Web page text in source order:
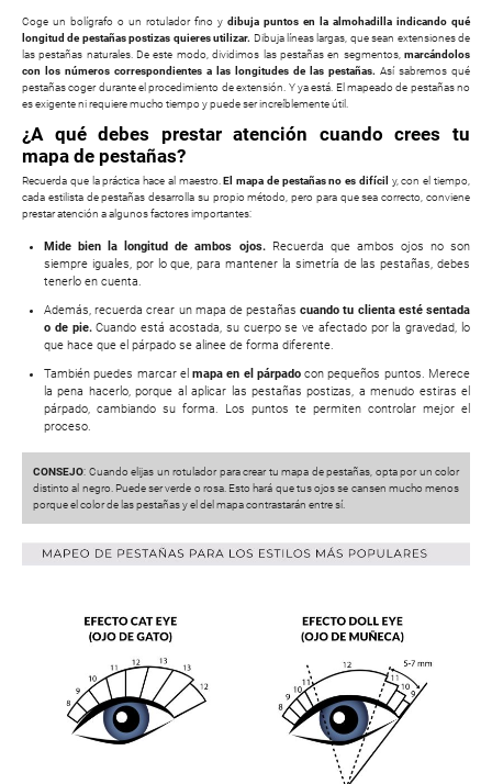
Coge un bolígrafo o un rotulador fino y dibuja puntos en la almohadilla indicando qué
longitud de pestañas postizas quieres utilizar. Dibuja líneas largas, que sean extensiones de
las pestañas naturales. De este modo, dividimos las pestañas en segmentos, marcándolos
con los números correspondientes a las longitudes de las pestañas. Así sabremos qué
pestañas coger durante el procedimiento de extensión. Y ya está. El mapeado de pestañas no
es exigente ni requiere mucho tiempo y puede ser increíblemente útil.
¿A qué debes prestar atención cuando crees tu
mapa de pestañas?
Recuerda que la práctica hace al maestro.El mapa de pestañas no es difícil
y, con el tiempo,
cada estilista de pestañas desarrolla su propio método, pero para que sea correcto, conviene
prestar atención a algunos factores importantes:
Mide bien la longitud de ambos ojos.Recuerda que ambos ojos no son
siempre iguales, por lo que, para mantener la simetría de las pestañas, debes
tenerlo en cuenta.
Además, recuerda crear un mapa de pestañascuando tu clienta esté sentada
o de pie.Cuando está acostada, su cuerpo se ve afectado por la gravedad, lo
que hace que el párpado se alinee de forma diferente.
También puedes marcar elmapa en el párpadocon pequeños puntos. Merece
la pena hacerlo, porque al aplicar las pestañas postizas, a menudo estiras el
párpado, cambiando su forma. Los puntos te permiten controlar mejor el
proceso.
CONSEJO: Cuando elijas un rotulador para crear tu mapa de pestañas, opta por un color
distinto al negro. Puede ser verde o rosa. Esto hará que tus ojos se cansen mucho menos
porque el color de las pestañas y el del mapa contrastarán entre sí.